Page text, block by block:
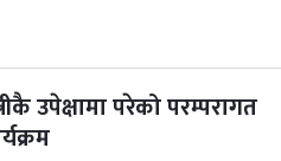
२ महिना बाँकी
उपेक्षामा परेको परम्परागत